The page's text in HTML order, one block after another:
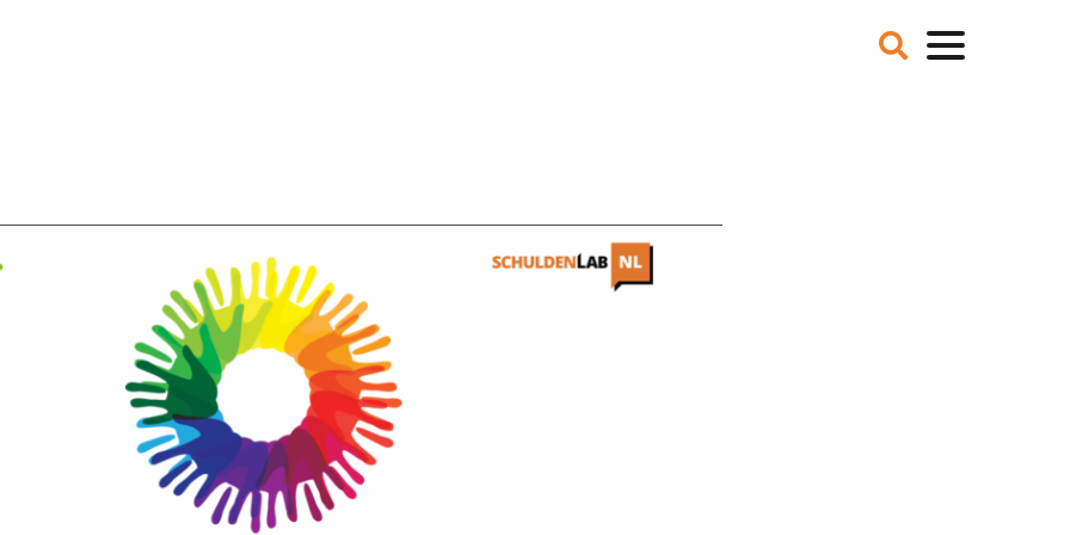
OVER ROOD
SOCIALDEBT
DOORBRAAKMETHODE
COLLECTIEF SCHULDREGELEN
DE VOORZIENINGENWIJZER
NEDERLANDSE SCHULDHULPROUTE (NSR)
ONZE PARTNERS
VACATURES